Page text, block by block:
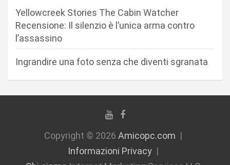
Yellowcreek Stories The Cabin Watcher
Recensione: Il silenzio è l’unica arma contro
l’assassino
Ingrandire una foto senza che diventi sgranata
Copyright © 2026 Amicopc.com
Informazioni Privacy